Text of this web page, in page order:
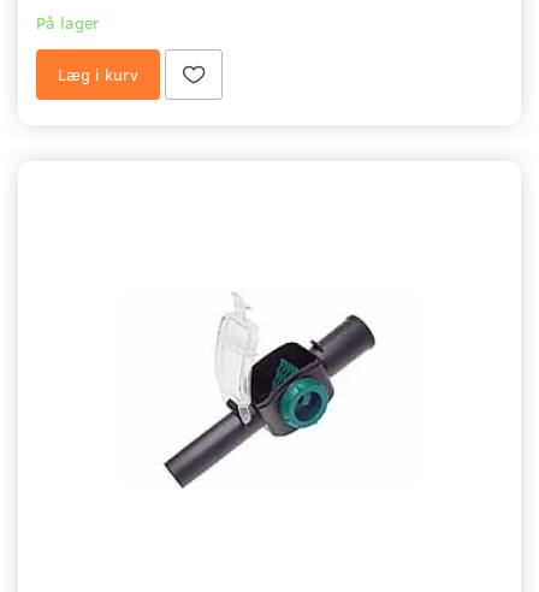
På lager
Læg i kurv